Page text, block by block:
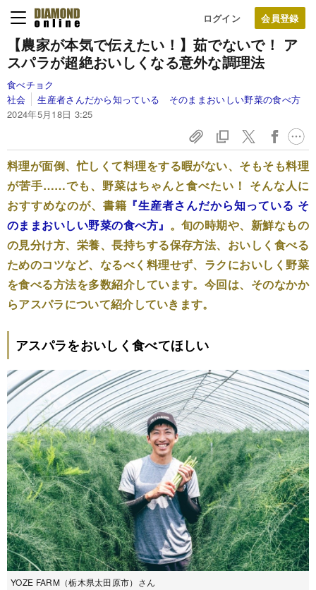
ログイン
【農家が本気で伝えたい！】茹でないで！ ア
スパラが超絶おいしくなる意外な調理法
食べチョク
社会
生産者さんだから知っている そのままおいしい野菜の食べ方
2024年5月18日 3:25
料理が面倒、忙しくて料理をする暇がない、そもそも料理
が苦手……でも、野菜はちゃんと食べたい！ そんな人に
おすすめなのが、書籍 『生産者さんだから知っている そ
のままおいしい野菜の食べ方』 。旬の時期や、新鮮なもの
の見分け方、栄養、長持ちする保存方法、おいしく食べる
ためのコツなど、なるべく料理せず、ラクにおいしく野菜
を食べる方法を多数紹介しています。今回は、そのなかか
らアスパラについて紹介していきます。
アスパラをおいしく食べてほしい
YOZE FARM（栃木県太田原市）さん